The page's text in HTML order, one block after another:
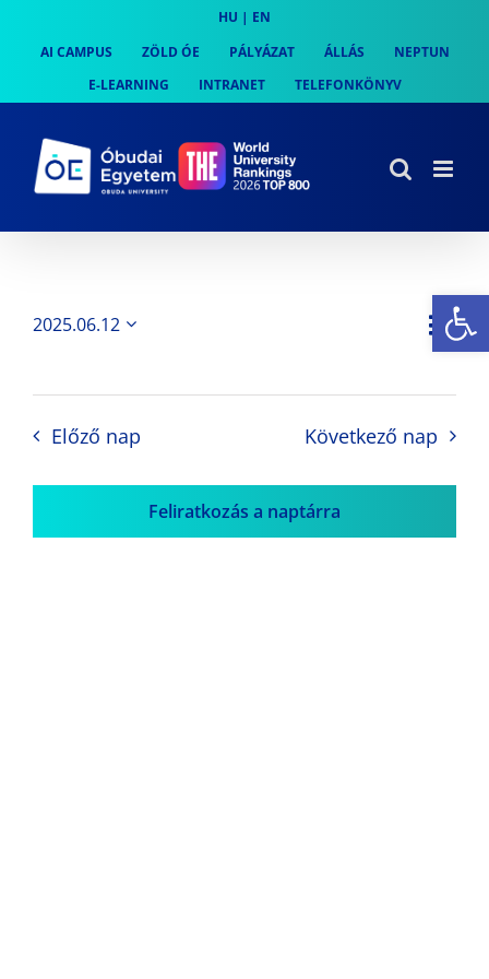
content
HU | EN
AI CAMPUS
ZÖLD ÓE PÁLYÁZAT ÁLLÁS
NEPTUN
E-LEARNING
INTRANET TELEFONKÖNYV
Nap
2025.06.12
Előző nap Következő nap
Feliratkozás a naptárra